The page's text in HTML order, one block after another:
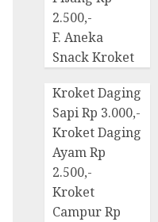
2.500,-
F. Aneka
Snack Kroket
Kroket Daging
Sapi Rp 3.000,-
Kroket Daging
Ayam Rp
2.500,-
Kroket
Campur Rp